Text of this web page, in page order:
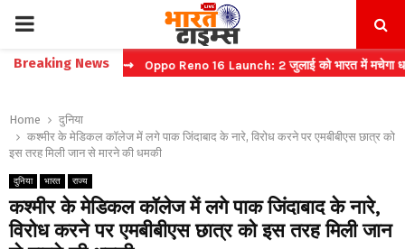
PRIMARY
MENU
Breaking News
टिकट बुकिंग ⇝ Oppo Reno 16 Launch: 2 जुलाई को भारत में मचेगा धमाल
Home
दुनिया
कश्मीर के मेडिकल कॉलेज में लगे पाक जिंदाबाद के नारे, विरोध करने पर एमबीबीएस छात्र को
इस तरह मिली जान से मारने की धमकी
दुनिया भारत राज्य
कश्मीर के मेडिकल कॉलेज में लगे पाक जिंदाबाद के नारे,
विरोध करने पर एमबीबीएस छात्र को इस तरह मिली जान